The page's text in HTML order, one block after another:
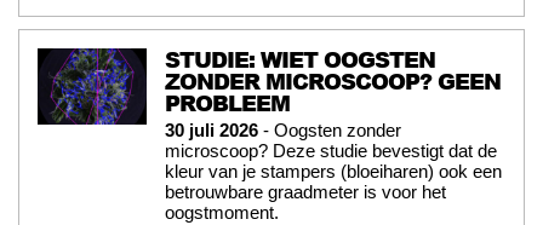
STUDIE: WIET OOGSTEN
ZONDER MICROSCOOP? GEEN
PROBLEEM
30 juli 2026 - Oogsten zonder
microscoop? Deze studie bevestigt dat de
kleur van je stampers (bloeiharen) ook een
betrouwbare graadmeter is voor het
oogstmoment.